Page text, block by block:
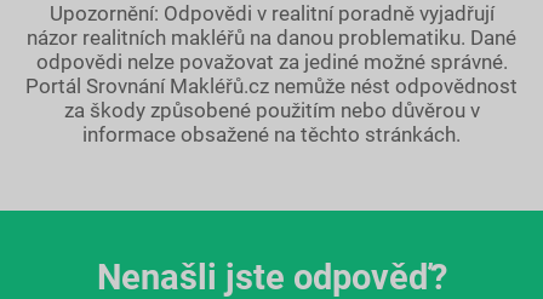
Upozornění: Odpovědi v realitní poradně vyjadřují
názor realitních makléřů na danou problematiku. Dané
odpovědi nelze považovat za jediné možné správné.
Portál Srovnání Makléřů.cz nemůže nést odpovědnost
za škody způsobené použitím nebo důvěrou v
informace obsažené na těchto stránkách.
Nenašli jste odpověď?